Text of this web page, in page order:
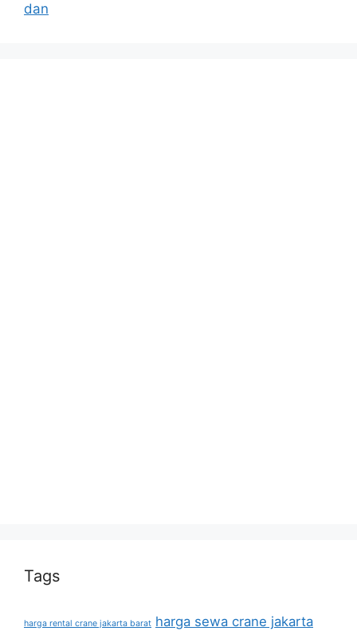
dan
Tags
harga rental crane jakarta barat harga sewa crane jakarta